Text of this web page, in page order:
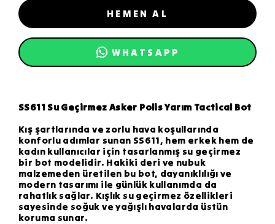
HEMEN AL
WHATSAPP
SS611 Su Geçirmez Asker Polis Yarım Tactical Bot
Kış şartlarında ve zorlu hava koşullarında
konforlu adımlar sunan SS611, hem erkek hem de
kadın kullanıcılar için tasarlanmış su geçirmez
bir bot modelidir. Hakiki deri ve nubuk
malzemeden üretilen bu bot, dayanıklılığı ve
modern tasarımı ile günlük kullanımda da
rahatlık sağlar. Kışlık su geçirmez özellikleri
sayesinde soğuk ve yağışlı havalarda üstün
koruma sunar.